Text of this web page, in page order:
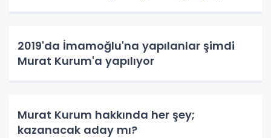
2019'da İmamoğlu'na yapılanlar şimdi
Murat Kurum'a yapılıyor
Murat Kurum hakkında her şey;
kazanacak aday mı?